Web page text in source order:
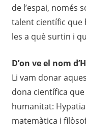
de l’espai, només
talent científic que
les a què surtin i
D’on ve el nom
Li vam donar
dona científica
humanitat:
matemàtica i